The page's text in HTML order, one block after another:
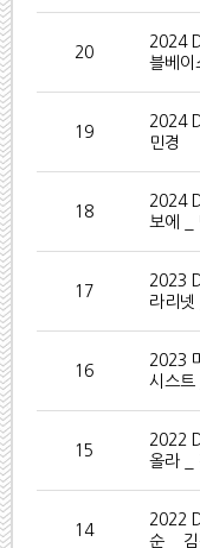
20
2024
블베이
19
2024
민경
18
2024
보에 _
17
2023
라리넷
16
2023
시스트
15
2022
올라 _
14
2022
순 _